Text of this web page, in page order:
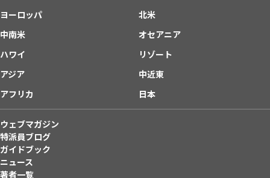
ヨーロッパ
北米
中南米
オセアニア
ハワイ
リゾート
アジア
中近東
アフリカ
日本
ウェブマガジン
特派員ブログ
ガイドブック
ニュース
著者一覧